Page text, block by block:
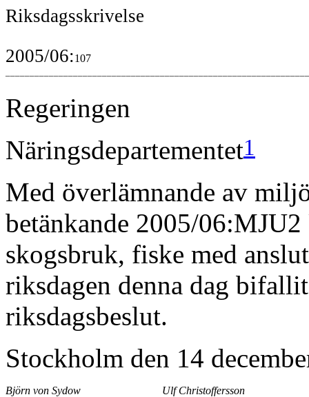
Riksdagsskrivelse
2005/06:107
Regeringen
Näringsdepartementet1
Med överlämnande av
betänkande 2005/
skogsbruk, fiske med
riksdagen denna dag
riksdagsbeslut.
Stockholm den 14
Björn von Sydow Ulf Christoffersson